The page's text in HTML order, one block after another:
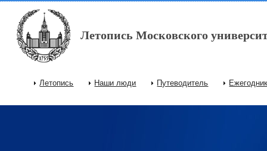
Перейти к основному содержанию
Летопись Московского
Главное меню
Летопись Наши люди Путеводитель